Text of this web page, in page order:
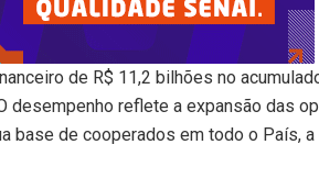
de R$ 11,2 bilhões no
desempenho reflete a expansão das
base de cooperados em todo o País,